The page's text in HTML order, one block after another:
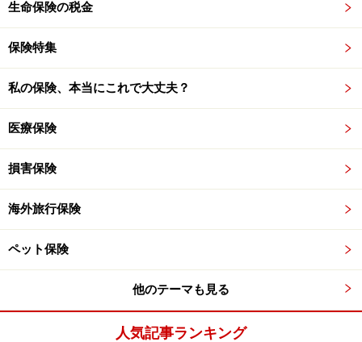
生命保険の税金
保険特集
私の保険、本当にこれで大丈夫？
医療保険
損害保険
海外旅行保険
ペット保険
他のテーマも見る
人気記事ランキング